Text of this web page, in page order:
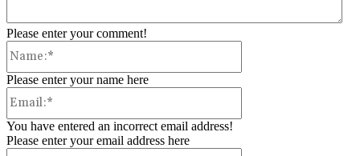
Please enter your comment!
Please enter your name here
You have entered an incorrect email address!
Please enter your email address here